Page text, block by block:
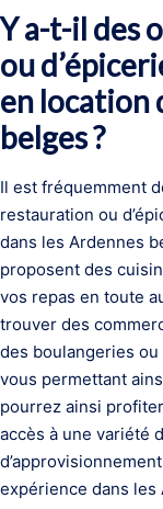
Y a-t-il des
ou
en location
belges ?
Il est fréquemment
restauration ou
dans les Ardennes
proposent des
vos repas en toute
trouver des
des boulangeries
vous permettant
pourrez ainsi
accès à une variété
expérience dans les